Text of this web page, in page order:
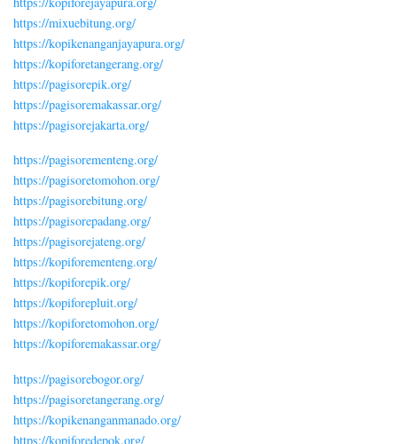
https://mixuebitung.org/
https://kopikenanganjayapura.org/
https://kopiforetangerang.org/
https://pagisorepik.org/
https://pagisoremakassar.org/
https://pagisorejakarta.org/
https://pagisorementeng.org/
https://pagisoretomohon.org/
https://pagisorebitung.org/
https://pagisorepadang.org/
https://pagisorejateng.org/
https://kopiforementeng.org/
https://kopiforepik.org/
https://kopiforepluit.org/
https://kopiforetomohon.org/
https://kopiforemakassar.org/
https://pagisorebogor.org/
https://pagisoretangerang.org/
https://kopikenanganmanado.org/
https://kopiforedepok.org/